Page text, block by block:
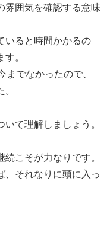
雰囲気を確認する意味
いると時間かかるの
。
までなかったので、
て理解しましょう。
こそが力なりです。
、それなりに頭に入っ